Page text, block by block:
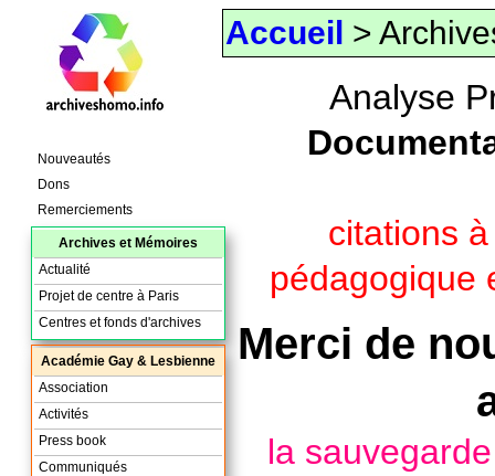
Accueil >
Analyse
citations
pédagogique
Merci de
la
Nouveautés
Dons
Remerciements
Archives et Mémoires
Actualité
Projet de centre à Paris
Centres et fonds d'archives
Académie Gay & Lesbienne
Association
Activités
Press book
Communiqués